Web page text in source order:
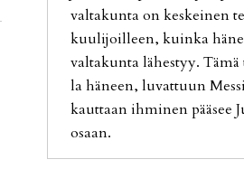
val­ta­kun­ta on kes­kei­nen
kuu­li­joil­leen, kuin­ka
val­ta­kun­ta lä­hes­tyy.
la hä­neen, lu­vat­tuun
kaut­taan ih­mi­nen pää­see
osaan.